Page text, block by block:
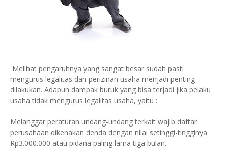
Melihat pengaruhnya yang sangat besar sudah pasti
mengurus legalitas dan perizinan usaha menjadi penting
dilakukan. Adapun dampak buruk yang bisa terjadi jika pelaku
usaha tidak mengurus legalitas usaha, yaitu :
Melanggar peraturan undang-undang terkait wajib daftar
perusahaan dikenakan denda dengan nilai setinggi-tingginya
Rp3.000.000 atau pidana paling lama tiga bulan.